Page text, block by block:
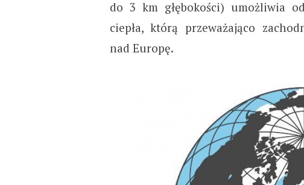
do 3 km głębokości) umożliwia
ciepła, którą przeważająco
nad Europę.